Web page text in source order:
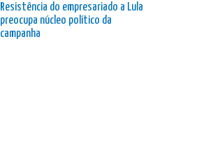
Resistência do empresariado a Lula
preocupa núcleo político da
campanha